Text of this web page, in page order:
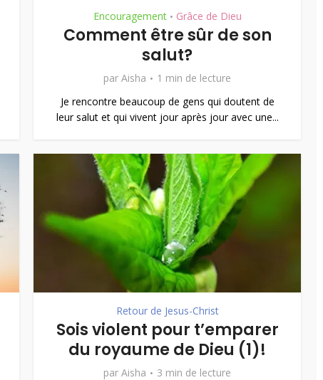
Encouragement • Grâce de Dieu
Comment être sûr de son
salut?
par Aisha
1 min de lecture
Je rencontre beaucoup de gens qui doutent de
leur salut et qui vivent jour après jour avec une...
Retour de Jesus-Christ
Sois violent pour t’emparer
du royaume de Dieu (1)!
par Aisha
3 min de lecture